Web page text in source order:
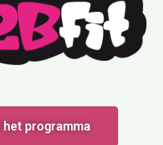
programma